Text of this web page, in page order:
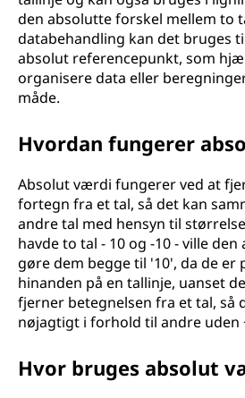
den absolutte forskel mellem to
databehandling kan det bruges
absolut referencepunkt, som
organisere data eller
måde.
Hvordan fungerer
Absolut værdi fungerer ved at
fortegn fra et tal, så det kan
andre tal med hensyn til
havde to tal - 10 og -10 - ville
gøre dem begge til '10', da de er
hinanden på en tallinje, uanset
fjerner betegnelsen fra et tal, så
nøjagtigt i forhold til andre uden
Hvor bruges absolut